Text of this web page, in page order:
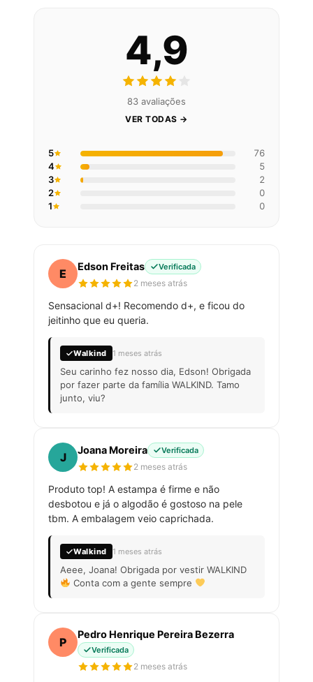
4,9
83 avaliações
VER TODAS →
5
76
4
5
3
2
2
0
1
0
E
Edson Freitas Verificada
2 meses atrás
Sensacional d+! Recomendo d+, e ficou do
jeitinho que eu queria.
Walkind 1 meses atrás
Seu carinho fez nosso dia, Edson! Obrigada
por fazer parte da família WALKIND. Tamo
junto, viu?
J
Joana Moreira Verificada
2 meses atrás
Produto top! A estampa é firme e não
desbotou e já o algodão é gostoso na pele
tbm. A embalagem veio caprichada.
Walkind 1 meses atrás
Aeee, Joana! Obrigada por vestir WALKIND
Conta com a gente sempre
P
Pedro Henrique Pereira Bezerra
Verificada
2 meses atrás